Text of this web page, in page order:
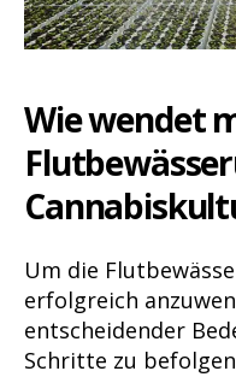
Wie wendet
Um die
erfolgreich
entscheidender
Schritte zu